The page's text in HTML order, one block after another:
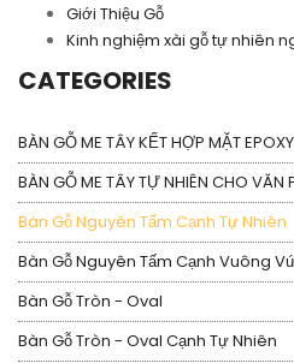
Giới Thiệu Gỗ
Kinh nghiệm xài gỗ tự nhiên
CATEGORIES
BÀN GỖ ME TÂY KẾT HỢP MẶT
BÀN GỖ ME TÂY TỰ NHIÊN CHO VĂN
Bàn Gỗ Nguyên Tấm Cạnh Tự Nhiên
Bàn Gỗ Nguyên Tấm Cạnh Vuông
Bàn Gỗ Tròn - Oval
Bàn Gỗ Tròn - Oval Cạnh Tự Nhiên